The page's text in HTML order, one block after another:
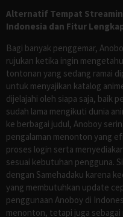
Alternatif Tempat
Indonesia dan Fitur
Bagi banyak penggemar,
rujukan ketika ingin
tontonan yang sedang ramai
untuk menyajikan katalog
dijelajahi oleh siapa saja, baik
sudah lama mengikuti dunia
ke berbagai judul, Anoboy
pengalaman menonton yang
proses login serta
sesuai kebutuhan pengguna.
dengan Samehadaku karena
yang membutuhkan update
penggunaan Anoboy di
menonton, tetapi juga